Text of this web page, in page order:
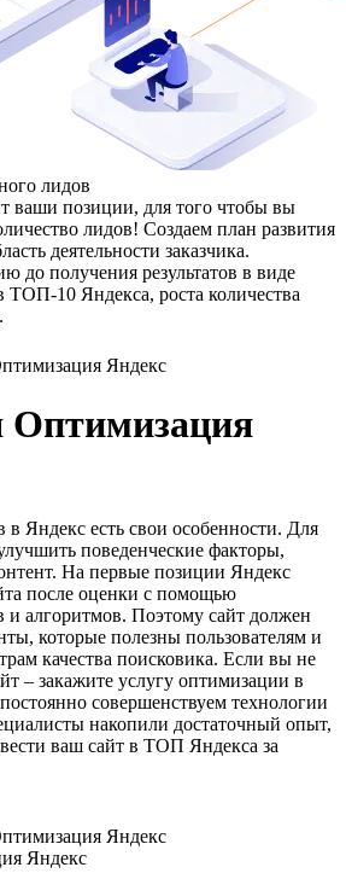
лидов
ваши позиции, для того чтобы вы
лидов! Создаем план развития
деятельности заказчика.
до получения результатов в виде
ТОП-10 Яндекса, роста количества
Яндекс
Оптимизация
Яндекс есть свои особенности. Для
поведенческие факторы,
На первые позиции Яндекс
после оценки с помощью
и алгоритмов. Поэтому сайт должен
которые полезны пользователям и
качества поисковика. Если вы не
– закажите услугу оптимизации в
совершенствуем технологии
накопили достаточный опыт,
ваш сайт в ТОП Яндекса за
Яндекс
Яндекс